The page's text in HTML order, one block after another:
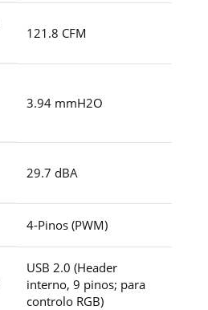
121.8 CFM
3.94 mmH2O
29.7 dBA
4-Pinos (PWM)
USB 2.0 (Header
interno, 9 pinos; para
controlo RGB)